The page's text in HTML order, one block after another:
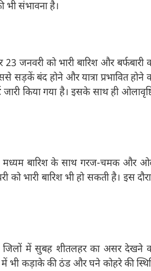
भी संभावना है।
जनवरी को भारी बारिश और बर्फबारी
सड़कें बंद होने और यात्रा प्रभावित होने
जारी किया गया है। इसके साथ ही
से मध्यम बारिश के साथ गरज-चमक और
भारी बारिश भी हो सकती है। इस
जिलों में सुबह शीतलहर का असर देखने
भी कड़ाके की ठंड और घने कोहरे की